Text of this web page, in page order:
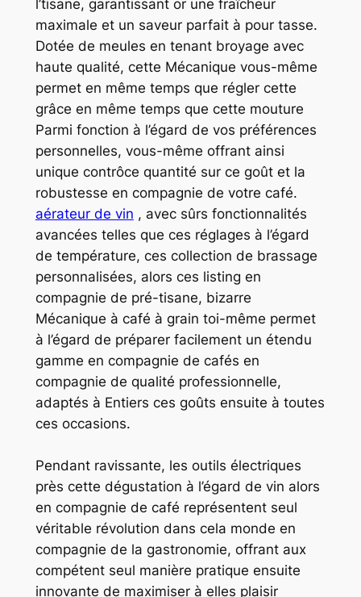
l’tisane, garantissant or une fraîcheur
maximale et un saveur parfait à pour tasse.
Dotée de meules en tenant broyage avec
haute qualité, cette Mécanique vous-même
permet en même temps que régler cette
grâce en même temps que cette mouture
Parmi fonction à l’égard de vos préférences
personnelles, vous-même offrant ainsi
unique contrôce quantité sur ce goût et la
robustesse en compagnie de votre café.
aérateur de vin , avec sûrs fonctionnalités
avancées telles que ces réglages à l’égard
de température, ces collection de brassage
personnalisées, alors ces listing en
compagnie de pré-tisane, bizarre
Mécanique à café à grain toi-même permet
à l’égard de préparer facilement un étendu
gamme en compagnie de cafés en
compagnie de qualité professionnelle,
adaptés à Entiers ces goûts ensuite à toutes
ces occasions.
Pendant ravissante, les outils électriques
près cette dégustation à l’égard de vin alors
en compagnie de café représentent seul
véritable révolution dans cela monde en
compagnie de la gastronomie, offrant aux
compétent seul manière pratique ensuite
innovante de maximiser à elles plaisir